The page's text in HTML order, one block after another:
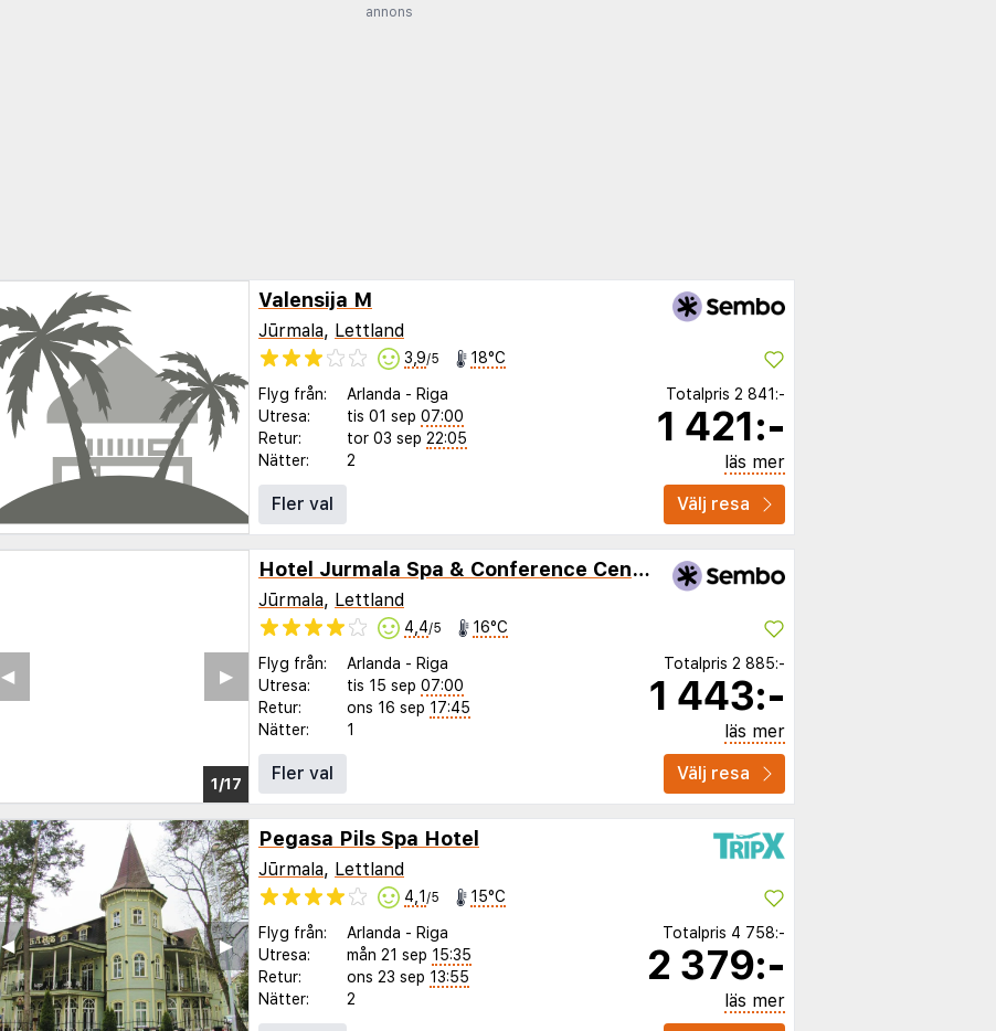
annons
Valensija M
Jūrmala, Lettland
3,9/5 18°C
Flyg från: Arlanda - Riga
Utresa:
tis 01 sep 07:00
Retur:
tor 03 sep 22:05
Nätter:
2
Totalpris 2 841:-
1 421:-
läs mer
Fler val
Välj resa
1/5
▶︎
◀︎
Hotel Jurmala Spa & Conference Center
Jūrmala, Lettland
4,4/5 16°C
Flyg från: Arlanda - Riga
Utresa:
tis 15 sep 07:00
Retur:
ons 16 sep 17:45
Nätter:
1
Totalpris 2 885:-
1 443:-
läs mer
Fler val
Välj resa
▶︎
◀︎
Pegasa Pils Spa Hotel
Jūrmala, Lettland
4,1 /5 15°C
Flyg från: Arlanda - Riga
Utresa:
mån 21 sep 15:35
Retur:
ons 23 sep 13:55
Nätter:
2
Totalpris 4 758:-
2 379:-
läs mer